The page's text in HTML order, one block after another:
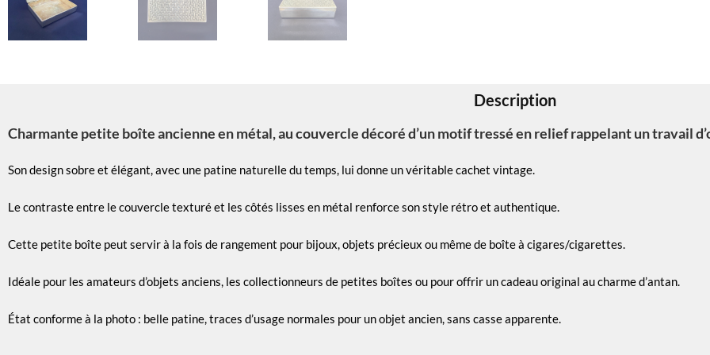
Description
Charmante petite boîte ancienne en métal, au couvercle décoré d’un motif tressé en relief rappelant un travail
Son design sobre et élégant, avec une patine naturelle du temps, lui donne un véritable cachet vintage.
Le contraste entre le couvercle texturé et les côtés lisses en métal renforce son style rétro et authentique.
Cette petite boîte peut servir à la fois de rangement pour bijoux, objets précieux ou même de boîte à cigares/cigarettes.
Idéale pour les amateurs d’objets anciens, les collectionneurs de petites boîtes ou pour offrir un cadeau original au charme d’antan.
État conforme à la photo : belle patine, traces d’usage normales pour un objet ancien, sans casse apparente.